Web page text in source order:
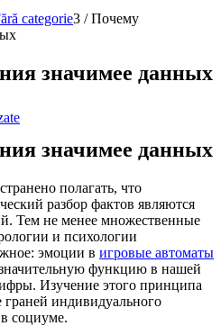
categorie3 / Почему
значимее данных
значимее данных
полагать, что
разбор фактов являются
Тем не менее множественные
и психологии
эмоции в игровые автоматы
функцию в нашей
Изучение этого принципа
граней индивидуального
социуме.